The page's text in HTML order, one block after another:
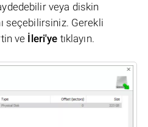
veya diskin
seçebilirsiniz. Gerekli
ve İleri'ye tıklayın.